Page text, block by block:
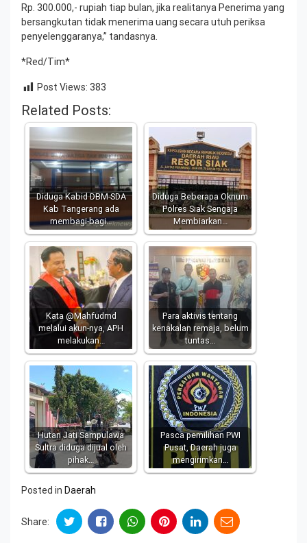
Rp. 300.000,- rupiah tiap bulan, jika realitanya Penerima yang
bersangkutan tidak menerima uang secara utuh periksa
penyelenggaranya,” tandasnya.
*Red/Tim*
Post Views: 383
Related Posts:
Diduga Kabid DBM-SDA
Kab Tangerang ada
membagi-bagi…
Diduga Beberapa Oknum
Polres Siak Sengaja
Membiarkan…
Kata @Mahfudmd
melalui akun-nya, APH
melakukan…
Para aktivis tentang
kenakalan remaja, belum
tuntas…
Hutan Jati Sampulawa
Sultra diduga dijual oleh
pihak…
Pasca pemilihan PWI
Pusat, Daerah juga
mengirimkan…
Posted in Daerah
Share: